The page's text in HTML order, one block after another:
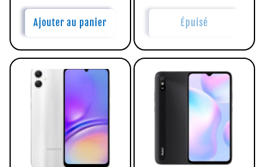
Ajouter au panier
habituel
Épuisé